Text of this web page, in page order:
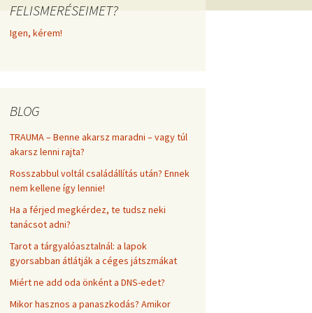
frekvenciákkal
FELISMERÉSEIMET?
Igen, kérem!
BLOG
TRAUMA – Benne akarsz maradni – vagy túl
akarsz lenni rajta?
Rosszabbul voltál családállítás után? Ennek
nem kellene így lennie!
Ha a férjed megkérdez, te tudsz neki
tanácsot adni?
Tarot a tárgyalóasztalnál: a lapok
gyorsabban átlátják a céges játszmákat
Miért ne add oda önként a DNS-edet?
Mikor hasznos a panaszkodás? Amikor